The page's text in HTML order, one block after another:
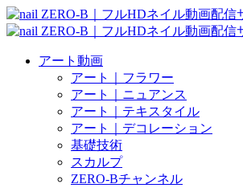
アート動画
アート｜フラワー
アート｜ニュアンス
アート｜テキスタイル
アート｜デコレーション
基礎技術
スカルプ
ZERO-Bチャンネル